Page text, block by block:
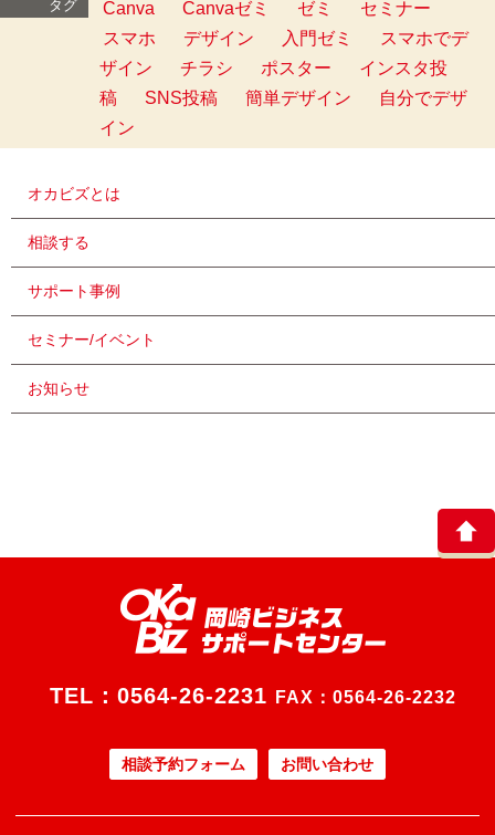
タグ Canva Canvaゼミ ゼミ
セミナー
スマホ
デザイン 入門ゼミ
スマホでデ
ザイン
チラシ ポスター
インスタ投
稿
SNS投稿 簡単デザイン
自分でデザ
イン
オカビズとは
相談する
サポート事例
セミナー/イベント
お知らせ
TEL： 0564-26-2231 FAX：0564-26-2232
相談予約フォーム お問い合わせ